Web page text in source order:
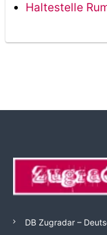
Haltestelle
DB Zugradar –